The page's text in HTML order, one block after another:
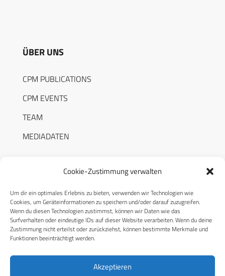
Cookie-Zustimmung verwalten
Um dir ein optimales Erlebnis zu bieten, verwenden wir Technologien wie
Cookies, um Geräteinformationen zu speichern und/oder darauf zuzugreifen.
Wenn du diesen Technologien zustimmst, können wir Daten wie das
Surfverhalten oder eindeutige IDs auf dieser Website verarbeiten. Wenn du deine
Zustimmung nicht erteilst oder zurückziehst, können bestimmte Merkmale und
Funktionen beeinträchtigt werden.
Akzeptieren
ÜBER UNS
CPM PUBLICATIONS
CPM EVENTS
TEAM
MEDIADATEN
RECHTLICHES
Datenschutzerklärung
Cookie-Richtlinie (EU)